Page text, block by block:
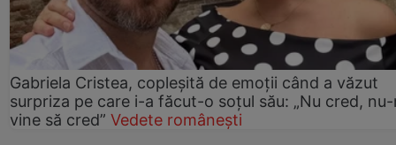
Gabriela Cristea, copleșită de emoții când a văzut
surpriza pe care i-a făcut-o soțul său: „Nu cred,
vine să cred” Vedete românești